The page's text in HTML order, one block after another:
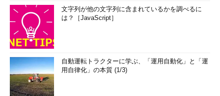
文字列が他の文字列に含まれているかを調べるに
は？［JavaScript］
自動運転トラクターに学ぶ、「運用自動化」と「運
用自律化」の本質 (1/3)